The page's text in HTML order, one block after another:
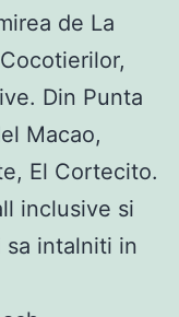
de La
Din Punta
Macao,
El Cortecito.
inclusive si
sa intalniti in